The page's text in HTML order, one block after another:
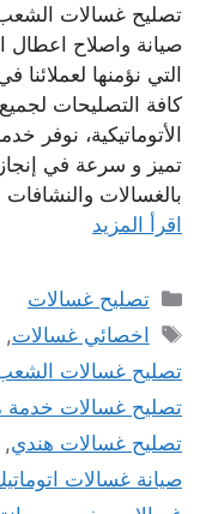
تصليح غسالات
صيانة واصلاح
التي نؤمنها لعملائنا
كافة التصليحات
تميز و سرعة في
بالغسالات
اقرأ المزيد
التصنيفات
تصليح غسالات
الوسوم
اخصائي غسالات,
تصليح غسالات
تصليح غسالات خدمة
تصليح غسالات هندي,
صيانة غسالات